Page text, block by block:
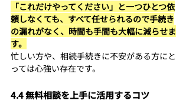
「これだけやってください」と一つひとつ依
頼しなくても、すべて任せられるので手続き
の漏れがなく、時間も手間も大幅に減らせま
す。
忙しい方や、相続手続きに不安がある方にと
っては心強い存在です。
4.4 無料相談を上手に活用するコツ